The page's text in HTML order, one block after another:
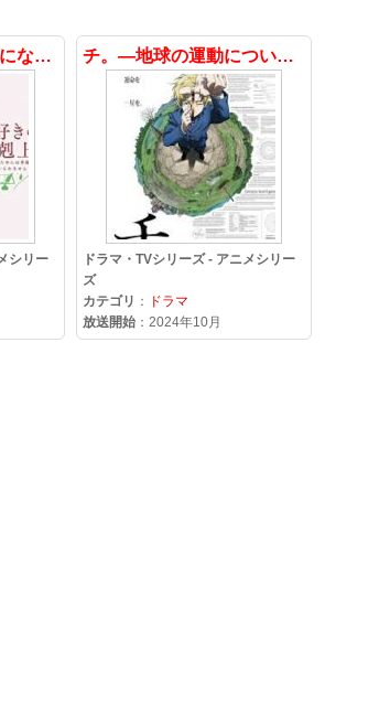
本好きの下剋上 司書になるためには手段を選んでいられません
シリー
チ。―地球の運動について―
ドラマ・TVシリーズ - アニメシリー
ズ
カテゴリ ：
ドラマ
放送開始 ：2024年10月